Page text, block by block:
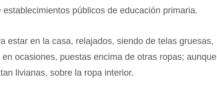
establecimientos públicos de educación primaria.
estar en la casa, relajados, siendo de telas gruesas,
ocasiones, puestas encima de otras ropas; aunque
livianas, sobre la ropa interior.